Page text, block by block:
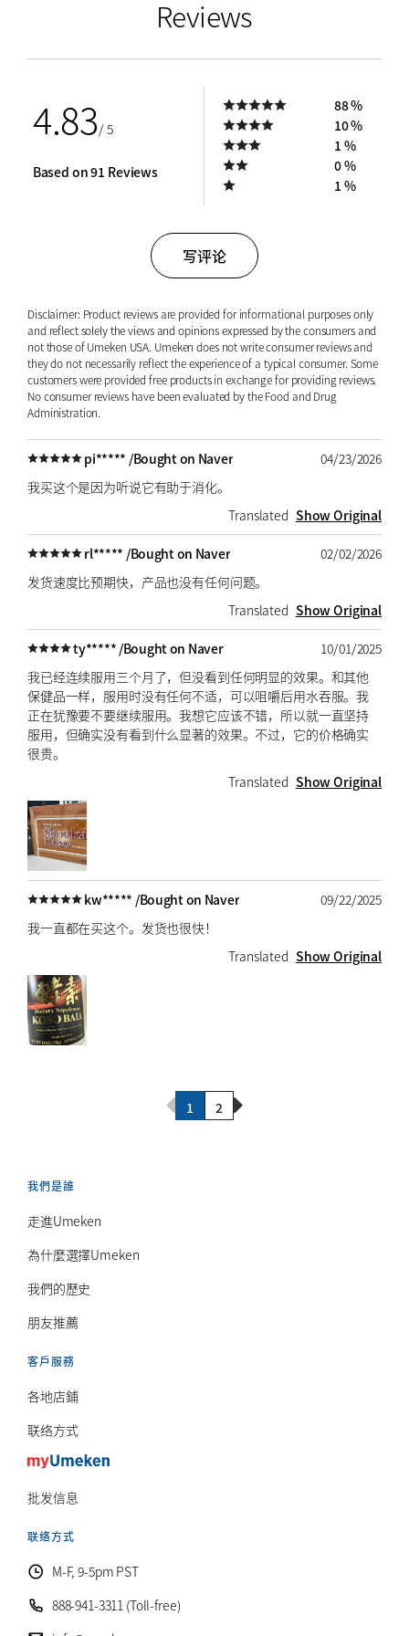
Reviews
4.83/ 5
Based on 91 Reviews
88 %
10 %
1 %
0 %
1 %
写评论
Disclaimer: Product reviews are provided for informational purposes only
and reflect solely the views and opinions expressed by the consumers and
not those of Umeken USA. Umeken does not write consumer reviews and
they do not necessarily reflect the experience of a typical consumer. Some
customers were provided free products in exchange for providing reviews.
No consumer reviews have been evaluated by the Food and Drug
Administration.
pi***** /Bought on Naver
04/23/2026
我买这个是因为听说它有助于消化。
Translated Show Original
rl***** /Bought on Naver
02/02/2026
发货速度比预期快，产品也没有任何问题。
Translated Show Original
ty***** /Bought on Naver
10/01/2025
我已经连续服用三个月了，但没看到任何明显的效果。和其他
保健品一样，服用时没有任何不适，可以咀嚼后用水吞服。我
正在犹豫要不要继续服用。我想它应该不错，所以就一直坚持
服用，但确实没有看到什么显著的效果。不过，它的价格确实
很贵。
Translated Show Original
kw***** /Bought on Naver
09/22/2025
我一直都在买这个。发货也很快！
Translated Show Original
Previous Page
1 2 Next Page
我們是誰
走進Umeken
為什麼選擇Umeken
我們的歷史
朋友推薦
客戶服務
各地店鋪
联络方式
批发信息
联络方式
M-F, 9-5pm PST
888-941-3311 (Toll-free)